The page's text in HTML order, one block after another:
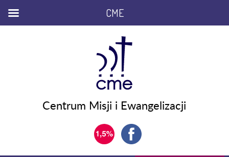
Centrum Misji i Ewangelizacji
CME